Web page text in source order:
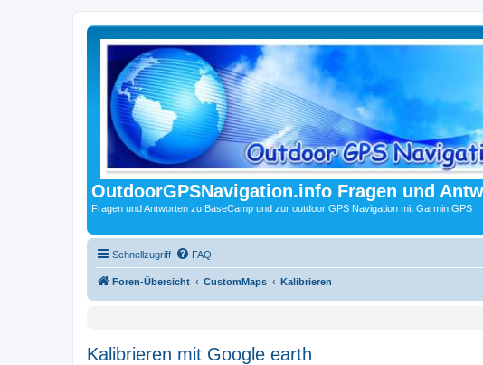
OutdoorGPSNavigation.info Fragen und
Fragen und Antworten zu BaseCamp und zur outdoor GPS Navigation mit Garmin GPS
Schnellzugriff FAQ
Foren-Übersicht CustomMaps Kalibrieren
Kalibrieren mit Google earth